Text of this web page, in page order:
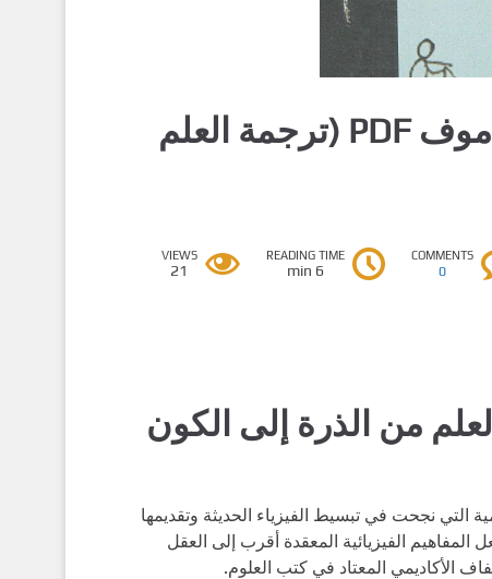
تحميل كتاب قصة الفيزياء – جورج جاموف PDF (ترجمة العلم
COMMENTS
0
READING TIME
6 min
VIEWS
21
من الذرة إلى الكون
التي نجحت في تبسيط الفيزياء الحديثة وتقديمها
الفيزيائية المعقدة أقرب إلى العقل
الأكاديمي المعتاد في كتب العلوم.